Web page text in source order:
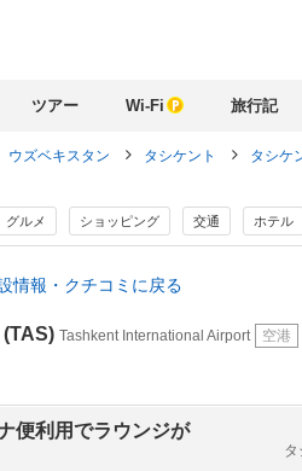
ツアー Wi-Fi 旅行記
ウズベキスタン タシケント タシケ
グルメ ショッピング 交通 ホテル
情報・クチコミに戻る
(TAS) Tashkent International Airport 空港
便利用でラウンジが